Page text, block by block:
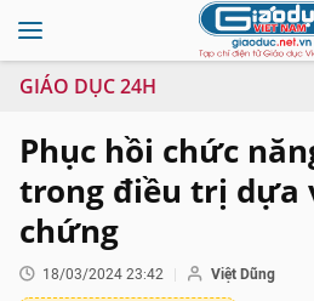
GIÁO DỤC 24H
Phục hồi chức
trong điều trị dựa
chứng
18/03/2024 23:42 Việt Dũng